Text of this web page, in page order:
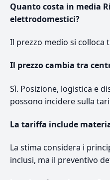
Quanto costa in media
elettrodomestici?
Il prezzo medio si colloca
Il prezzo cambia tra
Sì. Posizione, logistica e
possono incidere sulla
La tariffa include
La stima considera i
inclusi, ma il preventivo